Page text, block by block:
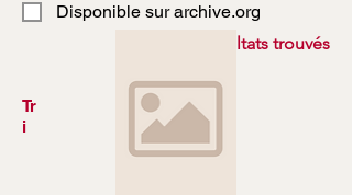
Disponible sur archive.org
3972 résultats trouvés
Tr
i